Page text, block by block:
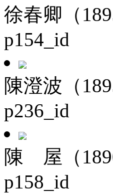
徐春卿（
p154_id
陳澄波（
p236_id
陳 屋（
p158_id